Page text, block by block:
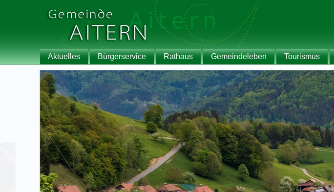
Aktuelles Bürgerservice Rathaus Gemeindeleben Tourismus